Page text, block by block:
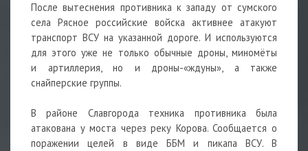
После вытеснения противника к западу от сумского
села Рясное российские войска активнее атакуют
транспорт ВСУ на указанной дороге. И используются
для этого уже не только обычные дроны, миномёты
и
артиллерия, но и дроны-«ждуны», а также
снайперские группы.
В районе Славгорода техника противника была
атакована у моста через реку Корова. Сообщается о
поражении целей в виде ББМ и пикапа ВСУ. В